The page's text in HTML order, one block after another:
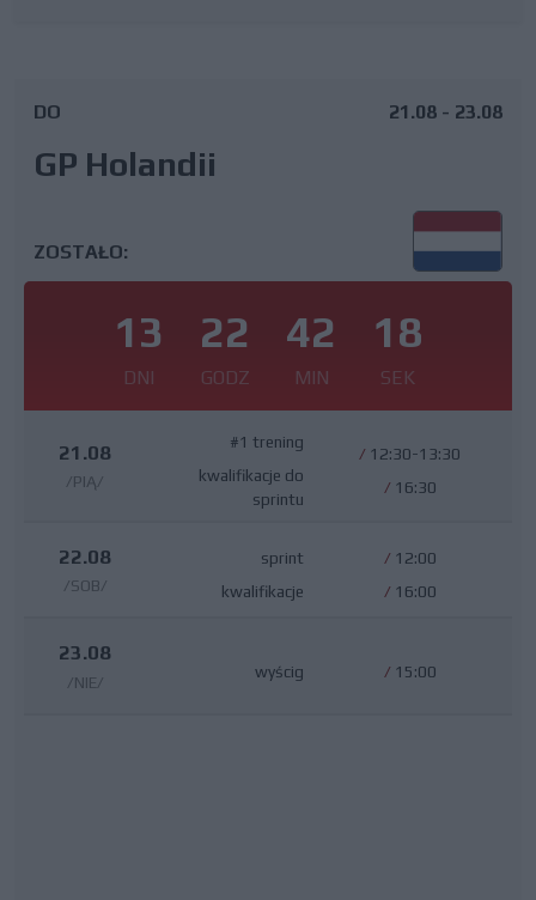
DO
GP Holandii
21.08 - 23.08
ZOSTAŁO:
13
DNI
22
GODZ
42
MIN
17
SEK
21.08
/PIĄ/
#1 trening
kwalifikacje do
sprintu
/ 12:30-13:30
/ 16:30
22.08
/SOB/
sprint
kwalifikacje
/ 12:00
/ 16:00
23.08
/NIE/
wyścig / 15:00